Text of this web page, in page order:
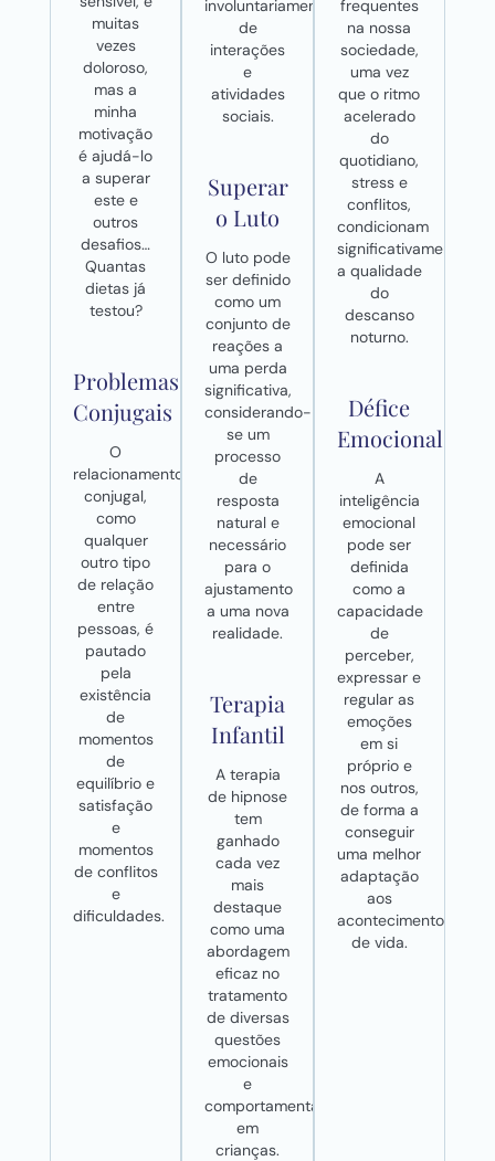
muitas
vezes
doloroso,
mas a
minha
motivação
é ajudá-lo
a superar
este e
outros
desafios…
Quantas
dietas já
testou?
Problemas
Conjugais
O
relacionamento
conjugal,
como
qualquer
outro tipo
de relação
entre
pessoas, é
pautado
pela
existência
de
momentos
de
equilíbrio e
satisfação
e
momentos
de conflitos
e
dificuldades.
involuntariamente,
de
interações
e
atividades
sociais.
Superar
o Luto
O luto pode
ser definido
como um
conjunto de
reações a
uma perda
significativa,
considerando-
se um
processo
de
resposta
natural e
necessário
para o
ajustamento
a uma nova
realidade.
Terapia
Infantil
A terapia
de hipnose
tem
ganhado
cada vez
mais
destaque
como uma
abordagem
eficaz no
tratamento
de diversas
questões
emocionais
e
comportamentais
em
crianças.
frequentes
na nossa
sociedade,
uma vez
que o ritmo
acelerado
do
quotidiano,
stress e
conflitos,
condicionam
significativamente
a qualidade
do
descanso
noturno.
Défice
Emocional
A
inteligência
emocional
pode ser
definida
como a
capacidade
de
perceber,
expressar e
regular as
emoções
em si
próprio e
nos outros,
de forma a
conseguir
uma melhor
adaptação
aos
acontecimentos
de vida.